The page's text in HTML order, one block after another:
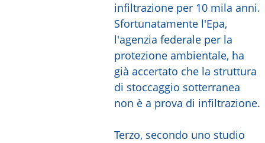
infiltrazione per 10 mila anni.
Sfortunatamente l'Epa,
l'agenzia federale per la
protezione ambientale, ha
già accertato che la struttura
di stoccaggio sotterranea
non è a prova di infiltrazione.
Terzo, secondo uno studio